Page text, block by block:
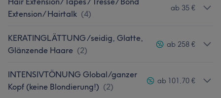
Extension/ Hairtalk (4)
ab 35 €
KERATINGLÄTTUNG /seidig, Glatte,
Glänzende Haare (2)
ab 258 €
INTENSIVTÖNUNG Global/ganzer
Kopf (keine Blondierung!) (2)
ab 101,70 €